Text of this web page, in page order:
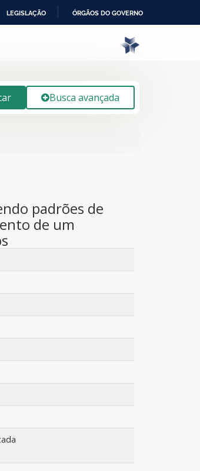
LEGISLAÇÃO ÓRGÃOS DO GOVERNO
Busca avançada
padrões de
de um